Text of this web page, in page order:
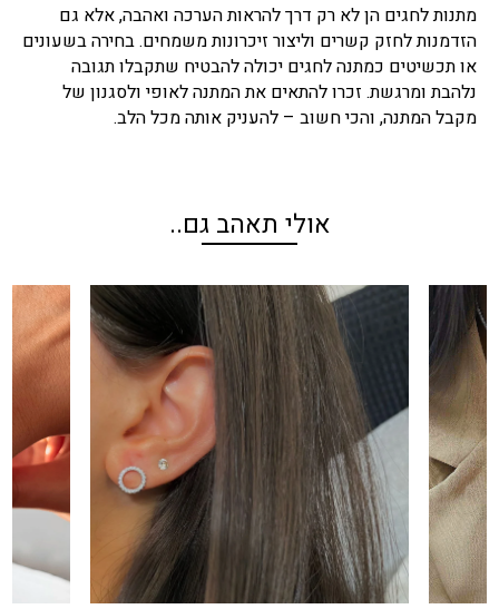
מתנות לחגים הן לא רק דרך להראות הערכה ואהבה, אלא גם
הזדמנות לחזק קשרים וליצור זיכרונות משמחים. בחירה בשעונים
או תכשיטים כמתנה לחגים יכולה להבטיח שתקבלו תגובה
נלהבת ומרגשת. זכרו להתאים את המתנה לאופי ולסגנון של
מקבל המתנה, והכי חשוב – להעניק אותה מכל הלב.